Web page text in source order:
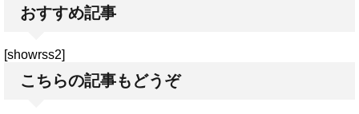
おすすめ記事
[showrss2]
こちらの記事もどうぞ